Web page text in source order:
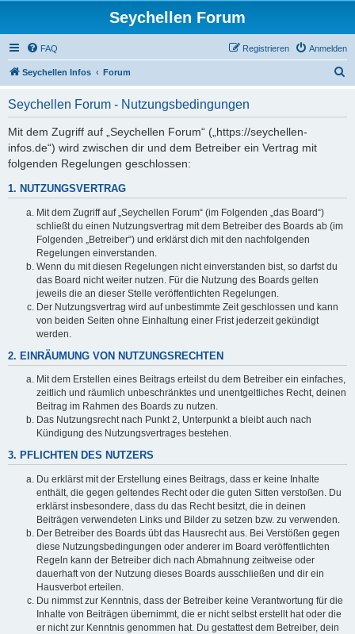
Seychellen Forum
FAQ Anmelden
Registrieren
Seychellen Infos Forum
Seychellen Forum - Nutzungsbedingungen
Mit dem Zugriff auf „Seychellen Forum“ („https://seychellen-
infos.de“) wird zwischen dir und dem Betreiber ein Vertrag mit
folgenden Regelungen geschlossen:
1. NUTZUNGSVERTRAG
Mit dem Zugriff auf „Seychellen Forum“ (im Folgenden „das Board“)
schließt du einen Nutzungsvertrag mit dem Betreiber des Boards ab (im
Folgenden „Betreiber“) und erklärst dich mit den nachfolgenden
Regelungen einverstanden.
Wenn du mit diesen Regelungen nicht einverstanden bist, so darfst du
das Board nicht weiter nutzen. Für die Nutzung des Boards gelten
jeweils die an dieser Stelle veröffentlichten Regelungen.
Der Nutzungsvertrag wird auf unbestimmte Zeit geschlossen und kann
von beiden Seiten ohne Einhaltung einer Frist jederzeit gekündigt
werden.
2. EINRÄUMUNG VON NUTZUNGSRECHTEN
Mit dem Erstellen eines Beitrags erteilst du dem Betreiber ein einfaches,
zeitlich und räumlich unbeschränktes und unentgeltliches Recht, deinen
Beitrag im Rahmen des Boards zu nutzen.
Das Nutzungsrecht nach Punkt 2, Unterpunkt a bleibt auch nach
Kündigung des Nutzungsvertrages bestehen.
3. PFLICHTEN DES NUTZERS
Du erklärst mit der Erstellung eines Beitrags, dass er keine Inhalte
enthält, die gegen geltendes Recht oder die guten Sitten verstoßen. Du
erklärst insbesondere, dass du das Recht besitzt, die in deinen
Beiträgen verwendeten Links und Bilder zu setzen bzw. zu verwenden.
Der Betreiber des Boards übt das Hausrecht aus. Bei Verstößen gegen
diese Nutzungsbedingungen oder anderer im Board veröffentlichten
Regeln kann der Betreiber dich nach Abmahnung zeitweise oder
dauerhaft von der Nutzung dieses Boards ausschließen und dir ein
Hausverbot erteilen.
Du nimmst zur Kenntnis, dass der Betreiber keine Verantwortung für die
Inhalte von Beiträgen übernimmt, die er nicht selbst erstellt hat oder die
er nicht zur Kenntnis genommen hat. Du gestattest dem Betreiber, dein